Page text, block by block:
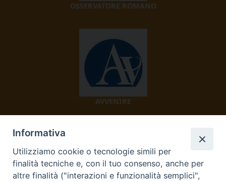
OSSERVATORE ROMANO
AVVENIRE
Informativa
Utilizziamo cookie o tecnologie simili per
finalità tecniche e, con il tuo consenso, anche per
altre finalità ("interazioni e funzionalità semplici",